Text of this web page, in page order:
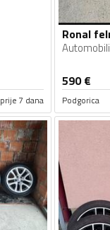
prije 7 dana
Automobili
590€
Podgorica